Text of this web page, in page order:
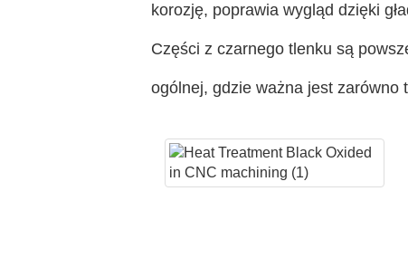
korozję, poprawia wygląd dzięki
Części z czarnego tlenku są
ogólnej, gdzie ważna jest zarówno